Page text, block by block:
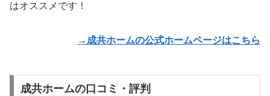
はオススメです！
→成共ホームの公式ホームページはこちら
成共ホームの口コミ・評判